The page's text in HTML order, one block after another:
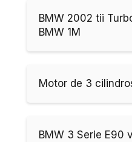
BMW 2002 tii
BMW 1M
Motor de 3
BMW 3 Serie E90